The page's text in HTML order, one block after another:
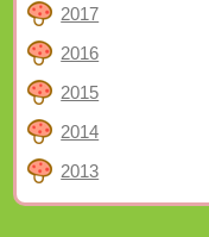
2017
2016
2015
2014
2013